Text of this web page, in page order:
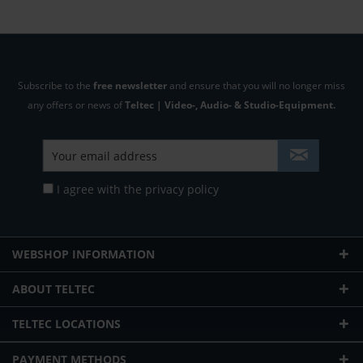
Subscribe to the free newsletter and ensure that you will no longer miss
any offers or news ofTeltec | Video-, Audio- & Studio-Equipment.
I agree with the privacy policy
WEBSHOP INFORMATION
ABOUT TELTEC
TELTEC LOCATIONS
PAYMENT METHODS